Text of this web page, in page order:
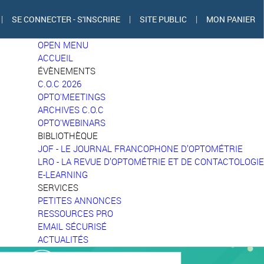
MON PANIER
|
SITE PUBLIC
|
SE CONNECTER - S'INSCRIRE
|
OPEN MENU
ACCUEIL
ÉVÈNEMENTS
C.O.C 2026
OPTO'MEETINGS
ARCHIVES C.O.C
OPTO'WEBINARS
BIBLIOTHÈQUE
JOF - LE JOURNAL FRANCOPHONE D’OPTOMÉTRIE
LRO - LA REVUE D’OPTOMÉTRIE ET DE CONTACTOLOGIE
E-LEARNING
SERVICES
PETITES ANNONCES
RESSOURCES PRO
EMAIL SÉCURISÉ
ACTUALITÉS